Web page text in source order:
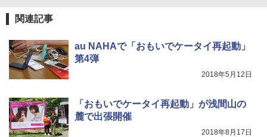
関連記事
au NAHAで「おもいでケータイ再起動」
第4弾
2018年5月12日
「おもいでケータイ再起動」が浅間山の
麓で出張開催
2018年8月17日